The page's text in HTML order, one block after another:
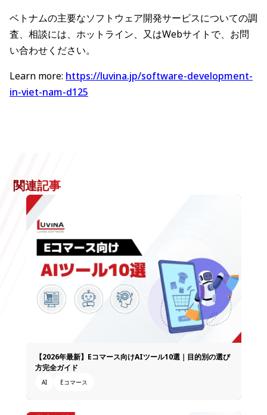
ベトナムの主要なソフトウェア開発サービスについての調
査、相談には、ホットライン、又はWebサイトで、お問
い合わせください。
Learn more: https://luvina.jp/software-development-
in-viet-nam-d125
関連記事
【2026年最新】Eコマース向けAIツール10選｜目的別の選び
方完全ガイド
AI Eコマース